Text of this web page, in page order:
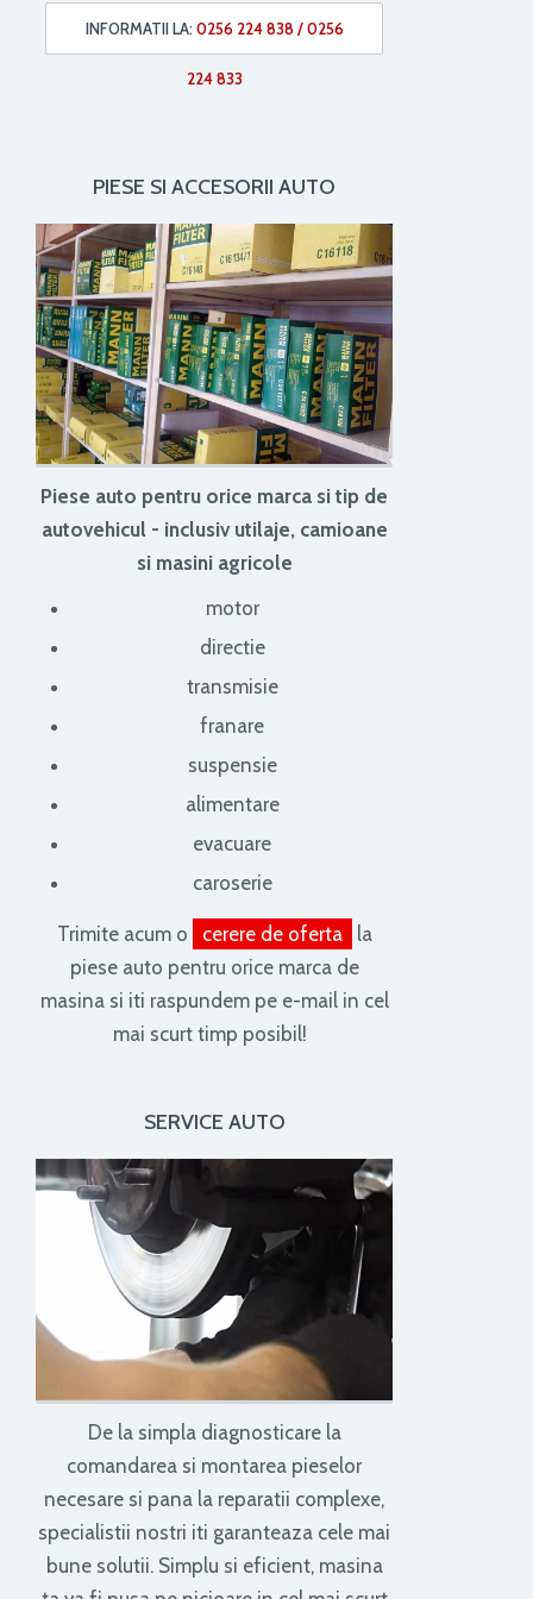
INFORMATII LA:0256 224 838 / 0256
224 833
PIESE SI ACCESORII AUTO
Piese auto pentru orice marca si tip de
autovehicul - inclusiv utilaje, camioane
si masini agricole
motor
directie
transmisie
franare
suspensie
alimentare
evacuare
caroserie
Trimite acum o cerere de oferta
la
piese auto pentru orice marca de
masina si iti raspundem pe e-mail in cel
mai scurt timp posibil!
SERVICE AUTO
De la simpla diagnosticare la
comandarea si montarea pieselor
necesare si pana la reparatii complexe,
specialistii nostri iti garanteaza cele mai
bune solutii. Simplu si eficient, masina